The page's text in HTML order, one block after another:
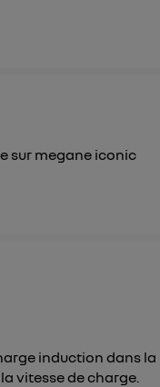
sur megane iconic
induction dans la
vitesse de charge.